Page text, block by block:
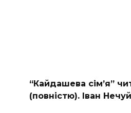
“Кайдашева сiм’я”
(повністю). Іван